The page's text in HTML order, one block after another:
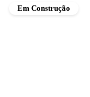
Em Construção